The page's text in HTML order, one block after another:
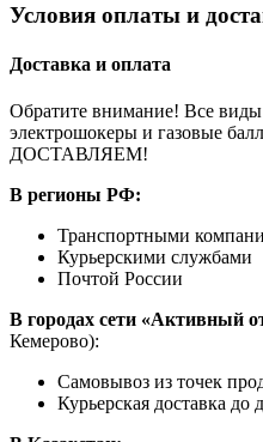
Условия оплаты и
Доставка и оплата
Обратите внимание! Все
электрошокеры и газовые
ДОСТАВЛЯЕМ!
В регионы РФ:
Транспортными
Курьерскими службами
Почтой России
В городах сети «Активный
Кемерово):
Самовывоз из точек
Курьерская доставка до